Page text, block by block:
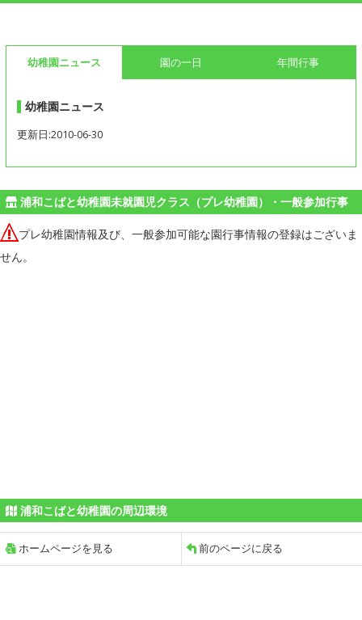
幼稚園ニュース 園の一日 年間行事
幼稚園ニュース
更新日:2010-06-30
浦和こばと幼稚園未就園児クラス（プレ幼稚園）・一般参加行事
プレ幼稚園情報及び、一般参加可能な園行事情報の登録はございま
せん。
浦和こばと幼稚園の周辺環境
ホームページを見る 前のページに戻る